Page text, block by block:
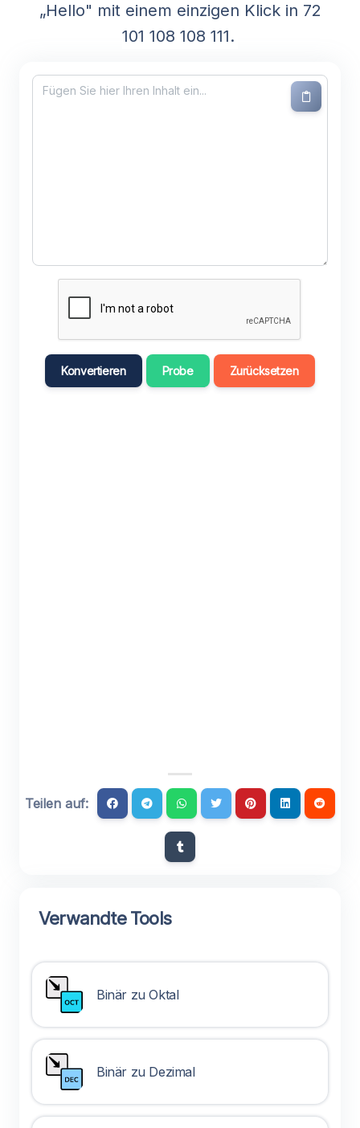
„Hello" mit einem einzigen Klick in 72
101 108 108 111.
Konvertieren Probe Zurücksetzen
Teilen auf:
Verwandte Tools
Binär zu Oktal
Binär zu Dezimal